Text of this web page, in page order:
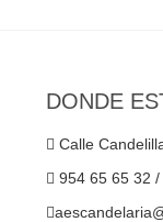
DONDE
Calle
954 65 65 32